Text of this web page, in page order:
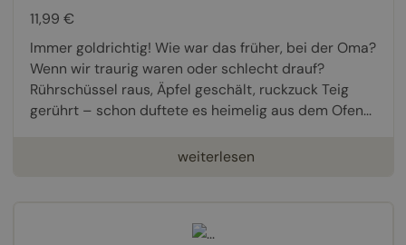
11,99 €
Immer goldrichtig! Wie war das früher, bei der Oma?
Wenn wir traurig waren oder schlecht drauf?
Rührschüssel raus, Äpfel geschält, ruckzuck Teig
gerührt – schon duftete es heimelig aus dem Ofen...
weiterlesen